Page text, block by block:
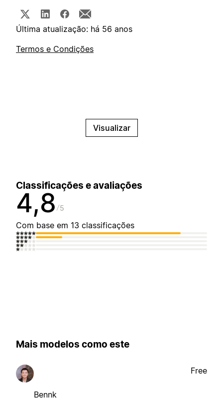
Última atualização: há 56 anos
Termos e Condições
Visualizar
Classificações e avaliações
4,8 5
Com base em 13 classificações
Mais modelos como este
Bennk
Free